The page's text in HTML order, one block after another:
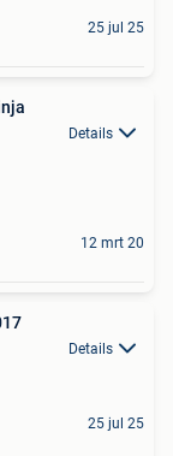
25 jul 25
Details
12 mrt 20
Details
25 jul 25